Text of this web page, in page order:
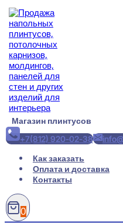
Перейти
содержимому
Магазин плинтусов
+7(812) 920-02-38
Как заказать
Оплата и доставка
Контакты
0